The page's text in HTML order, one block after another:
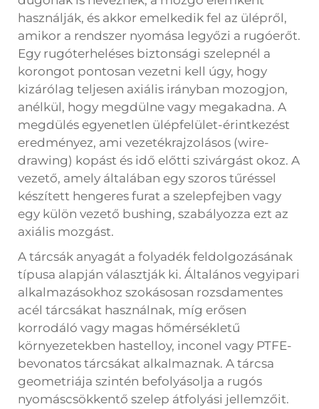
használják, és akkor emelkedik fel az ülépről,
amikor a rendszer nyomása legyőzi a rugóerőt.
Egy rugóterheléses biztonsági szelepnél a
korongot pontosan vezetni kell úgy, hogy
kizárólag teljesen axiális irányban mozogjon,
anélkül, hogy megdülne vagy megakadna. A
megdülés egyenetlen ülépfelület-érintkezést
eredményez, ami vezetékrajzolásos (wire-
drawing) kopást és idő előtti szivárgást okoz. A
vezető, amely általában egy szoros tűréssel
készített hengeres furat a szelepfejben vagy
egy külön vezető bushing, szabályozza ezt az
axiális mozgást.
A tárcsák anyagát a folyadék feldolgozásának
típusa alapján választják ki. Általános vegyipari
alkalmazásokhoz szokásosan rozsdamentes
acél tárcsákat használnak, míg erősen
korrodáló vagy magas hőmérsékletű
környezetekben hastelloy, inconel vagy PTFE-
bevonatos tárcsákat alkalmaznak. A tárcsa
geometriája szintén befolyásolja a rugós
nyomáscsökkentő szelep átfolyási jellemzőit.